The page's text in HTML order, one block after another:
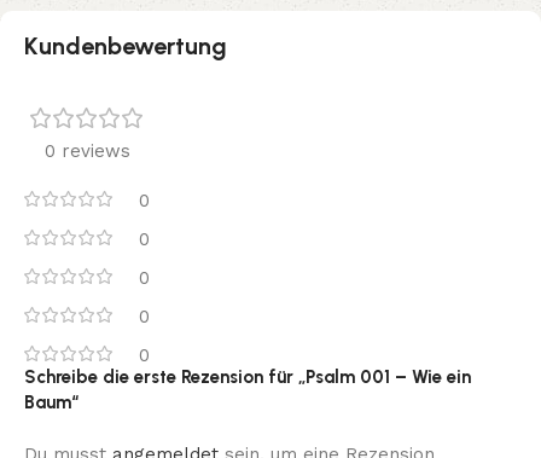
Kundenbewertung
0 reviews
0
0
0
0
0
Schreibe die erste Rezension für „Psalm 001 – Wie ein
Baum“